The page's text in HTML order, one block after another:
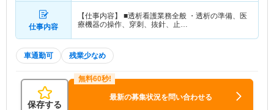
仕事内容
【仕事内容】 ■透析看護業務全般 ・透析の準備、医
療機器の操作、穿刺、抜針、止…
車通勤可 残業少なめ
保存する
最新の募集状況を問い合わせる